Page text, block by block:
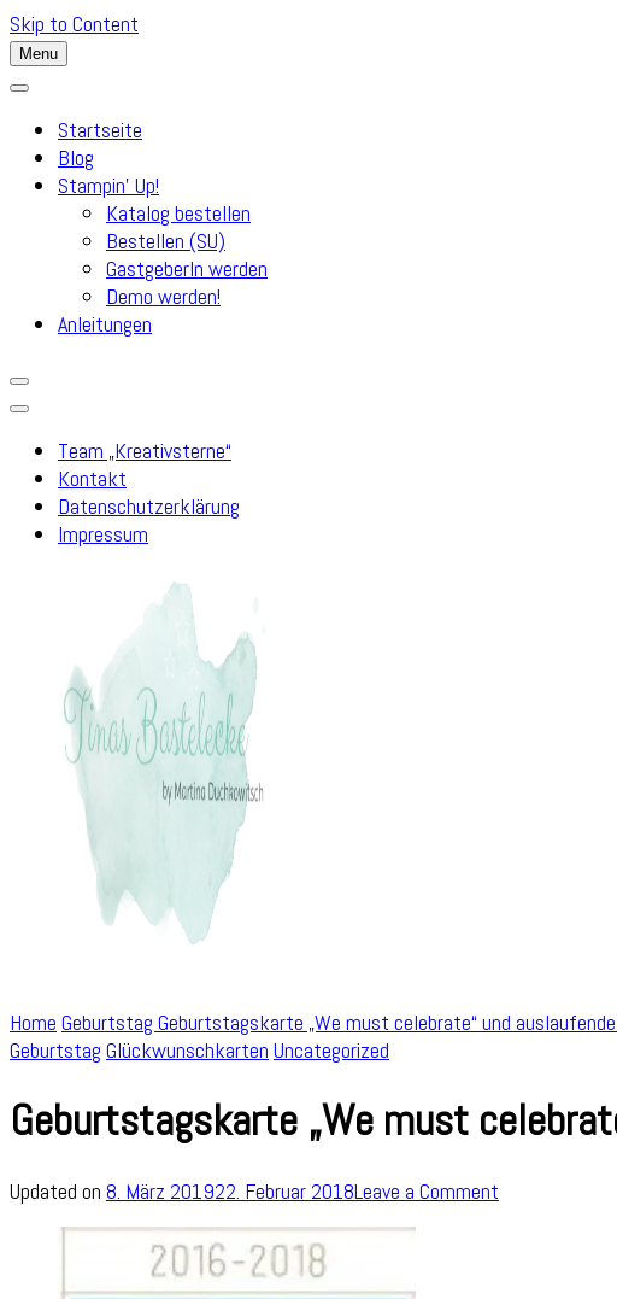
Skip to Content
Menu
Startseite
Blog
Stampin’ Up!
Katalog bestellen
Bestellen (SU)
GastgeberIn werden
Demo werden!
Anleitungen
Team „Kreativsterne“
Kontakt
Datenschutzerklärung
Impressum
Home Geburtstag Geburtstagskarte „We must celebrate“ und
Geburtstag Glückwunschkarten Uncategorized
Geburtstagskarte „We must
Updated on 8. März 201922. Februar 2018Leave a Comment